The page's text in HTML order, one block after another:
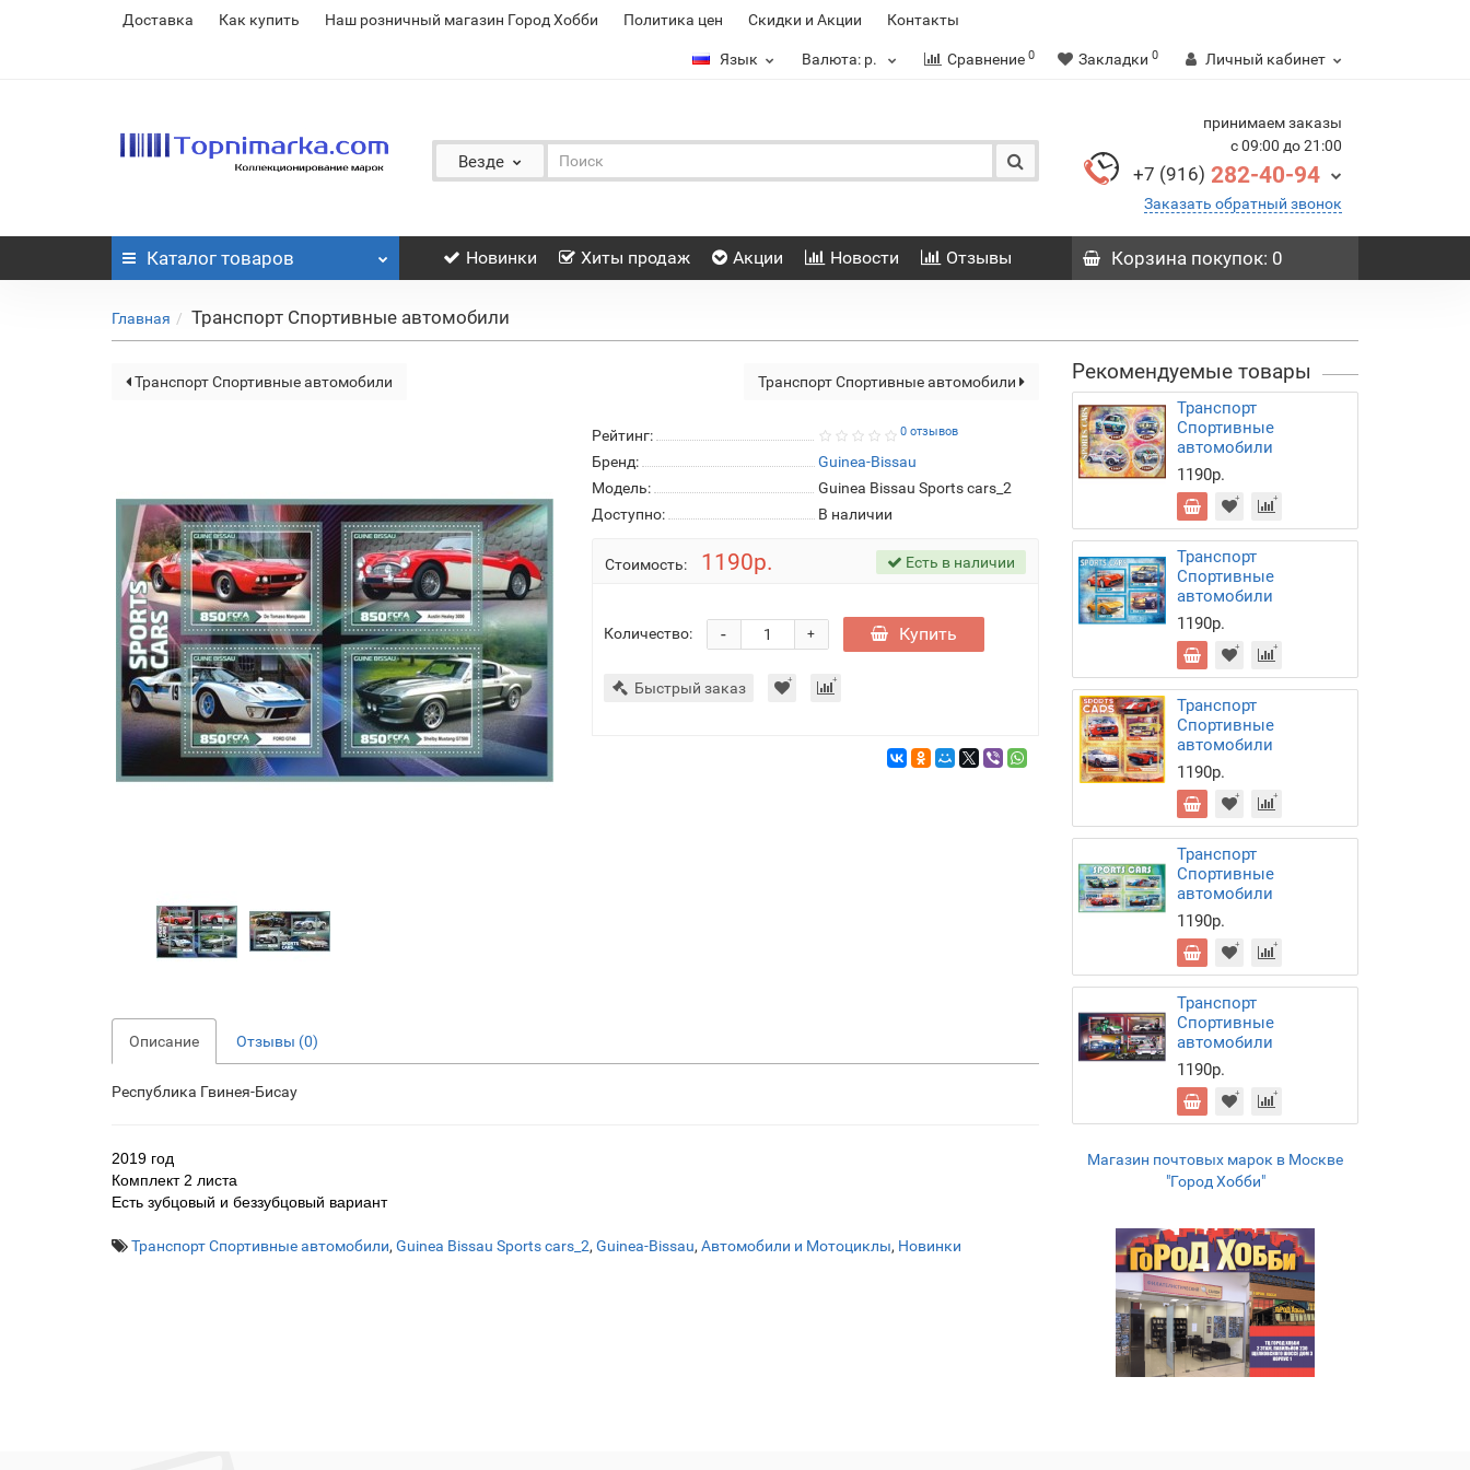
Доставка Как купить Наш розничный магазин Город Хобби Политика цен Скидки и Акции Контакты
Язык Валюта: р. Сравнение 0 Закладки 0 Личный кабинет
Везде
принимаем заказы
с 09:00 до 21:00
+7 (916) 282-40-94
Заказать обратный звонок
Каталог товаров Новинки Хиты продаж Акции Новости Отзывы Корзинапокупок: 0
Главная Транспорт Спортивные автомобили
Транспорт Спортивные автомобили Транспорт Спортивные автомобили
Рейтинг: 0 отзывов
Бренд:
Guinea-Bissau
Модель:
Guinea Bissau Sports cars_2
Доступно:
В наличии
Стоимость: 1190р. Есть в наличии
Количество: +
- Купить
Быстрый заказ
Описание Отзывы (0)
Республика Гвинея-Бисау
2019 год
Комплект 2 листа
Есть зубцовый и беззубцовый вариант
Транспорт Спортивные автомобили, Guinea Bissau Sports cars_2, Guinea-Bissau, Автомобили и Мотоциклы, Новинки
Рекомендуемые товары
Транспорт
Спортивные
автомобили
1190р.
Транспорт
Спортивные
автомобили
1190р.
Транспорт
Спортивные
автомобили
1190р.
Транспорт
Спортивные
автомобили
1190р.
Транспорт
Спортивные
автомобили
1190р.
Магазин почтовых марок в Москве
"Город Хобби"